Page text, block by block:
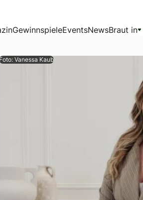
GewinnspieleEventsNewsBraut in
individuell, da Kosten stark
Vanessa Kaub